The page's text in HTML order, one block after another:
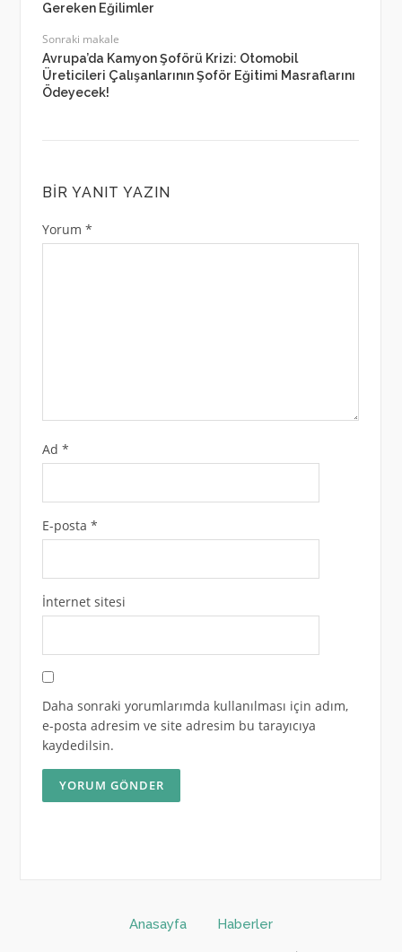
Gereken Eğilimler
Sonraki makale
Avrupa’da Kamyon Şoförü Krizi: Otomobil
Üreticileri Çalışanlarının Şoför Eğitimi Masraflarını
Ödeyecek!
BIR YANIT YAZIN
Yorum *
Ad *
E-posta *
İnternet sitesi
Daha sonraki yorumlarımda kullanılması için adım,
e-posta adresim ve site adresim bu tarayıcıya
kaydedilsin.
Anasayfa Haberler